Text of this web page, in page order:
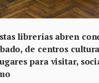
librerías abren
de centros
para visitar,